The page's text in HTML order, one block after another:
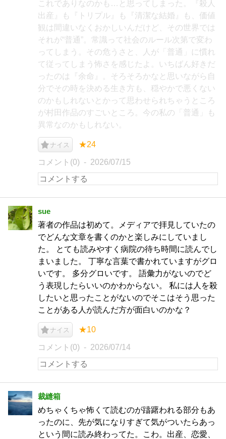
これでありなのかも…と思ってしまった。『殺人
出産』も『トリプル』も『清潔な結婚』も、価値
観は間違いなくおかしいんだけど、その世界では
それが“普通”。常識って社会のルール次第で変わ
ってしまう。その危うさと、人が「普通」に慣れ
て従ってしまう怖さを感じたよ。いちばん好きだ
ったのは『余命』。そろそろかなと思いながら自
分でその時を決める生き方も、穏やかで悪くない
のかもしれないとかって思わせられちゃうところ
が村田作品のすごいところ。今の私の「普通」も
異常なのかもしれない。
ナイス ★24
コメント(0) 2026/07/15
sue
著者の作品は初めて。メディアで拝見していたの
でどんな文章を書くのかと楽しみにしていまし
た。 とても読みやすく病院の待ち時間に読んでし
まいました。 丁寧な言葉で書かれていますがグロ
いです。 多分グロいです。 語彙力がないのでど
う表現したらいいのかわからない。 私には人を殺
したいと思ったことがないのでそこはそう思った
ことがある人が読んだ方が面白いのかな？
ナイス ★10
コメント(0) 2026/07/14
裁縫箱
めちゃくちゃ怖くて読むのが躊躇われる部分もあ
ったのに、先が気になりすぎて気がついたらあっ
という間に読み終わってた。こわ。出産、恋愛、